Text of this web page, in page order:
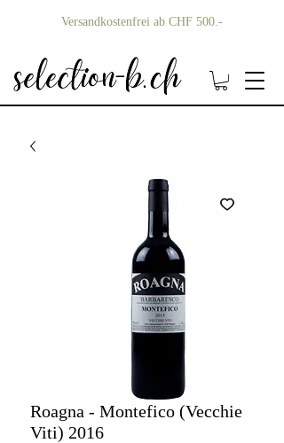
Versandkostenfrei ab CHF 500.-
Roagna - Montefico (Vecchie
Viti) 2016